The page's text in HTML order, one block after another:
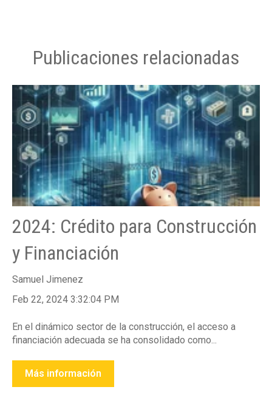
Publicaciones relacionadas
2024: Crédito para Construcción
y Financiación
Samuel Jimenez
Feb 22, 2024 3:32:04 PM
En el dinámico sector de la construcción, el acceso a
financiación adecuada se ha consolidado como...
Más información